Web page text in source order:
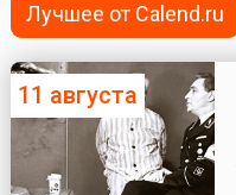
Лучшее от Calend.ru
11 августа